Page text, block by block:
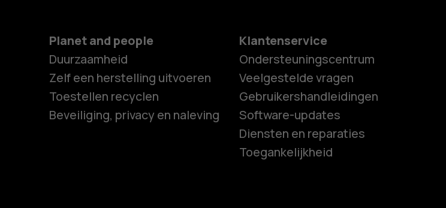
Smartphones
Planet and people
Duurzaamheid
Zelf een herstelling uitvoeren
Toestellen recyclen
Beveiliging, privacy en naleving
Klantenservice
Ondersteuningscentrum
Veelgestelde vragen
Gebruikershandleidingen
Software-updates
Diensten en reparaties
Toegankelijkheid